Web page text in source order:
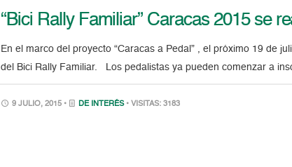
“Bici Rally Familiar” Caracas 2015 se
En el marco del proyecto “Caracas a Pedal” , el próximo 19 de
del Bici Rally Familiar. Los pedalistas ya pueden comenzar a
9 JULIO, 2015 • DE INTERÉS • VISITAS: 3183